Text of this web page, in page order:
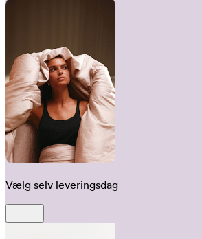
Vælg selv leveringsdag